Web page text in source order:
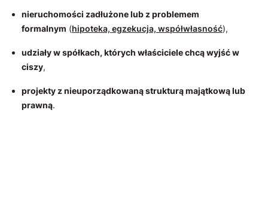
nieruchomości zadłużone lub z problemem
formalnym (hipoteka, egzekucja, współwłasność),
udziały w spółkach, których właściciele chcą wyjść w
ciszy,
projekty z nieuporządkowaną strukturą majątkową lub
prawną.